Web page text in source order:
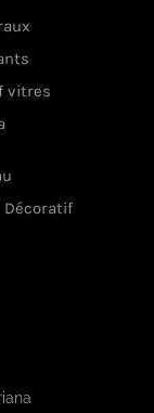
vitres
Décoratif